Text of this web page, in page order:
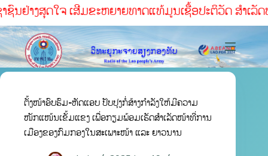
ຢ່າງສຸດໃຈ ເສີມຂະຫຍາຍທາດແທ້ມູນເຊື້ອປະຕິວັດ ສໍາເລັດທຸ
ຕັ້ງໜ້າອົບຮົມ-ຫັດແອບ ປັບປຸງກໍ່ສ້າງກຳລັງໃຫ້ມີຄວາມ
ໜັກແໜ້ນເຂັ້ມແຂງ ເພື່ອກຽມພ້ອມເຮັດສຳເລັດໜ້າທີ່ການ
ເມືອງຂອງກົມກອງໃນສະເພາະໜ້າ ແລະ ຍາວນານ